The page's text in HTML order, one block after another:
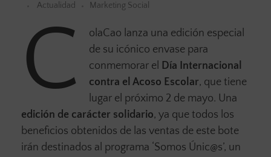
Actualidad
Marketing Social
C
olaCao lanza una edición especial
de su icónico envase para
conmemorar el Día Internacional
contra el Acoso Escolar, que tiene
lugar el próximo 2 de mayo. Una
edición de carácter solidario, ya que todos los
beneficios obtenidos de las ventas de este bote
irán destinados al programa ‘Somos Únic@s’, un